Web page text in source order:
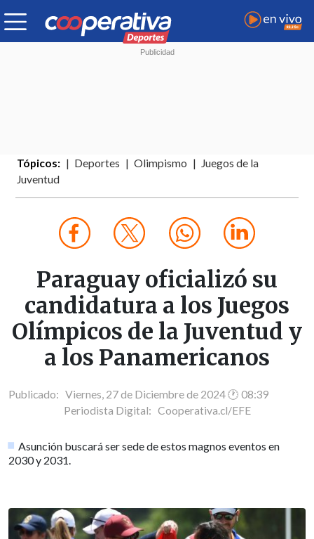
Tópicos: Deportes Olimpismo
Juegos de la
Juventud
Paraguay oficializó su
candidatura a los Juegos
Olímpicos de la Juventud y
a los Panamericanos
Publicado: Viernes, 27 de Diciembre de 2024 🕐 08:39
Periodista Digital: Cooperativa.cl/EFE
Asunción buscará ser sede de estos magnos eventos en
2030 y 2031.